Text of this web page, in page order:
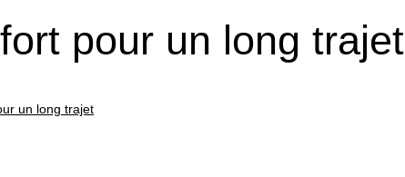
pour un long trajet
un long trajet